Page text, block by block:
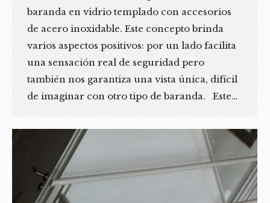
baranda en vidrio templado con accesorios
de acero inoxidable. Este concepto brinda
varios aspectos positivos: por un lado facilita
una sensación real de seguridad pero
también nos garantiza una vista única, difícil
de imaginar con otro tipo de baranda. Este…